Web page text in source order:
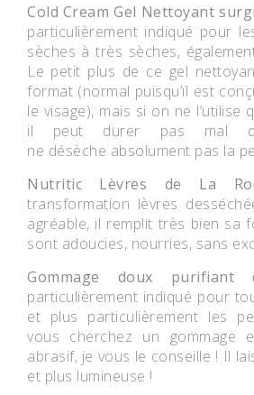
Cold Cream Gel Nettoyant
particulièrement indiqué pour
sèches à très sèches,
Le petit plus de ce gel
format (normal puisqu’il est
le visage), mais si on ne l’utilise
il peut durer pas mal
ne désèche absolument pas la
Nutritic Lèvres de La
transformation lèvres
agréable, il remplit très bien sa
sont adoucies, nourries, sans
Gommage doux purifiant
particulièrement indiqué pour
et plus particulièrement les
vous cherchez un gommage
abrasif, je vous le conseille ! Il
et plus lumineuse !